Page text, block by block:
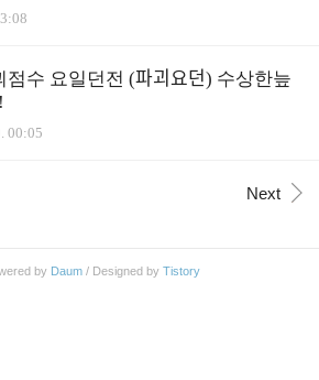
파괴점수 요일던전 (파괴요던) 수상한늪
00:05
Next
by Daum/ Designed by Tistory